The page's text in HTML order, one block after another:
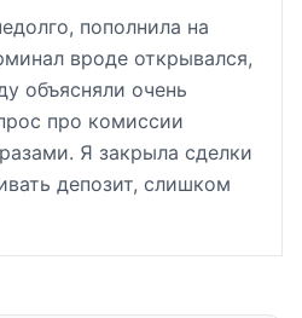
пополнила на
вроде открывался,
объясняли очень
про комиссии
Я закрыла сделки
депозит, слишком